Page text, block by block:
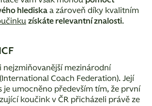
hlediskaa zároveň díky kvalitním
získáte relevantní znalosti.
nejzmiňovanější mezinárodní
Coach Federation). Její
je umocněno především tím, že první
koučink v ČR přicházeli právě ze